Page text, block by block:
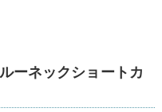
ーネックショートカ